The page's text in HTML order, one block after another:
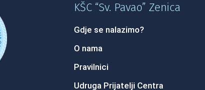
KŠC “Sv. Pavao” Zenica
Gdje se nalazimo?
O nama
Pravilnici
Udruga Prijatelji Centra